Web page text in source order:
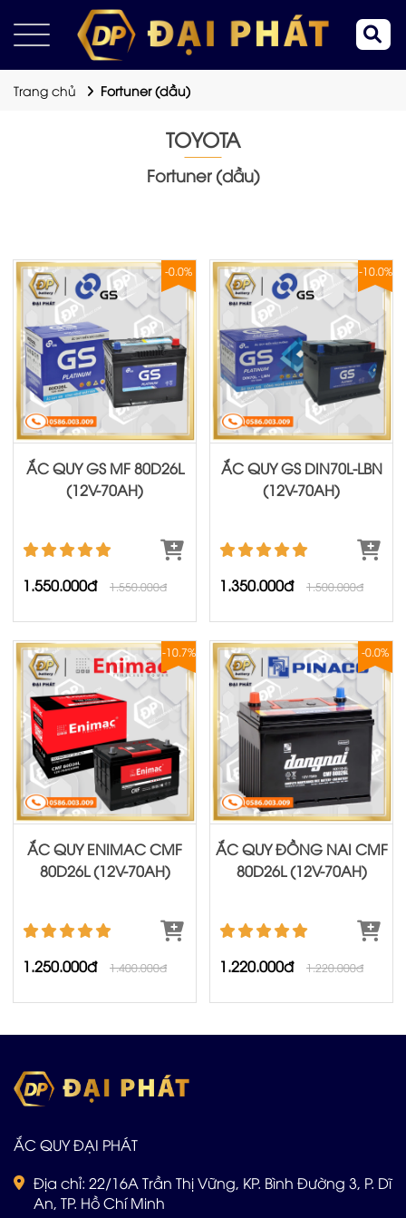
Trang chủ Fortuner (dầu)
TOYOTA
Fortuner (dầu)
-0.0%
ẮC QUY GS MF 80D26L
(12V-70AH)
1.550.000đ 1.550.000đ
-10.0%
ẮC QUY GS DIN70L-LBN
(12V-70AH)
1.350.000đ 1.500.000đ
-10.7%
ẮC QUY ENIMAC CMF
80D26L (12V-70AH)
1.250.000đ 1.400.000đ
-0.0%
ẮC QUY ĐỒNG NAI CMF
80D26L (12V-70AH)
1.220.000đ 1.220.000đ
ẮC QUY ĐẠI PHÁT
Địa chỉ: 22/16A Trần Thị Vững, KP. Bình Đường 3, P. Dĩ
An, TP. Hồ Chí Minh